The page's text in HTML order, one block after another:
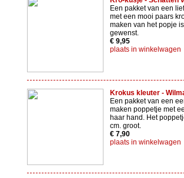
Een pakket van een
met een mooi paars
maken van het popje
gewenst.
€ 9,95
plaats in winkelwagen
Krokus kleuter -
Een pakket van een
maken poppetje met
haar hand. Het
cm. groot.
€ 7,90
plaats in winkelwagen